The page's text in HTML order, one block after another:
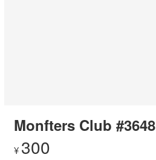
Monfters Club #3648
¥ 300